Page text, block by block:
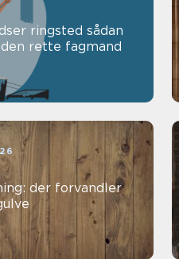
ringsted sådan
rette fagmand
der forvandler